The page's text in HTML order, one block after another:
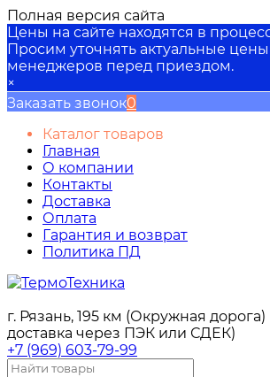
Полная версия сайта
Цены на сайте находятся в
Просим уточнять актуальные
менеджеров перед приездом.
×
Заказать звонок0
Каталог товаров
Главная
О компании
Контакты
Доставка
Оплата
Гарантия и возврат
Политика ПД
г. Рязань, 195 км (Окружная
доставка через ПЭК или СДЕК)
+7 (969) 603-79-99